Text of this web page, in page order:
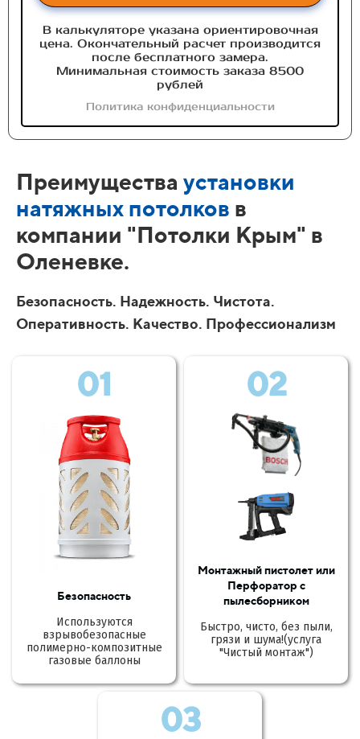
В калькуляторе указана ориентировочная
цена. Окончательный расчет производится
после бесплатного замера.
Минимальная стоимость заказа 8500
рублей
Политика конфиденциальности
Преимущества установки
натяжных потолков в
компании "Потолки Крым" в
Оленевке.
Безопасность. Надежность. Чистота.
Оперативность. Качество. Профессионализм
01
Безопасность
Используются
взрывобезопасные
полимерно-композитные
газовые баллоны
02
Монтажный пистолет или
Перфоратор с
пылесборником
Быстро, чисто, без пыли,
грязи и шума!(услуга
"Чистый монтаж")
03